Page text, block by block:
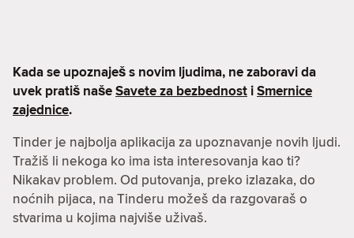
Kada se upoznaješ s novim ljudima, ne zaboravi da
uvek pratiš našeSavete za bezbednost iSmernice
zajednice.
Tinder je najbolja aplikacija za upoznavanje novih ljudi.
Tražiš li nekoga ko ima ista interesovanja kao ti?
Nikakav problem. Od putovanja, preko izlazaka, do
noćnih pijaca, na Tinderu možeš da razgovaraš o
stvarima u kojima najviše uživaš.